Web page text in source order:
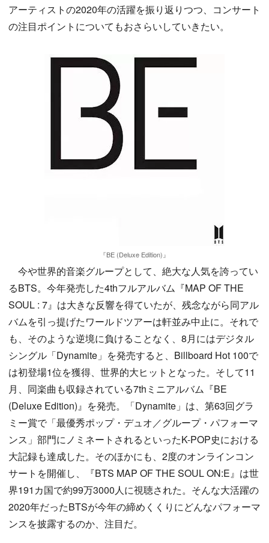
アーティストの2020年の活躍を振り返りつつ、コンサート
の注目ポイントについてもおさらいしていきたい。
『BE (Deluxe Edition)』
今や世界的音楽グループとして、絶大な人気を誇ってい
るBTS。今年発売した4thフルアルバム『MAP OF THE
SOUL : 7』は大きな反響を得ていたが、残念ながら同アル
バムを引っ提げたワールドツアーは軒並み中止に。それで
も、そのような逆境に負けることなく、8月にはデジタル
シングル「Dynamite」を発売すると、Billboard Hot 100で
は初登場1位を獲得、世界的大ヒットとなった。そして11
月、同楽曲も収録されている7thミニアルバム『BE
(Deluxe Edition)』を発売。「Dynamite」は、第63回グラ
ミー賞で「最優秀ポップ・デュオ／グループ・パフォーマ
ンス」部門にノミネートされるといったK-POP史における
大記録も達成した。そのほかにも、2度のオンラインコン
サートを開催し、『BTS MAP OF THE SOUL ON:E』は世
界191カ国で約99万3000人に視聴された。そんな大活躍の
2020年だったBTSが今年の締めくくりにどんなパフォーマ
ンスを披露するのか、注目だ。